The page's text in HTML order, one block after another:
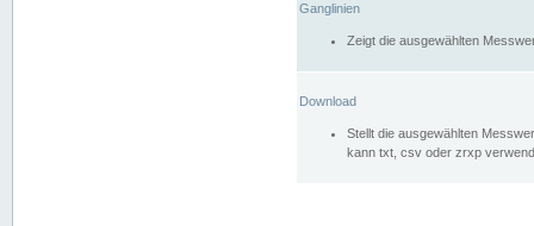
Ganglinien
Zeigt die ausgewählten
Download
Stellt die ausgewählten
kann txt, csv oder zrxp